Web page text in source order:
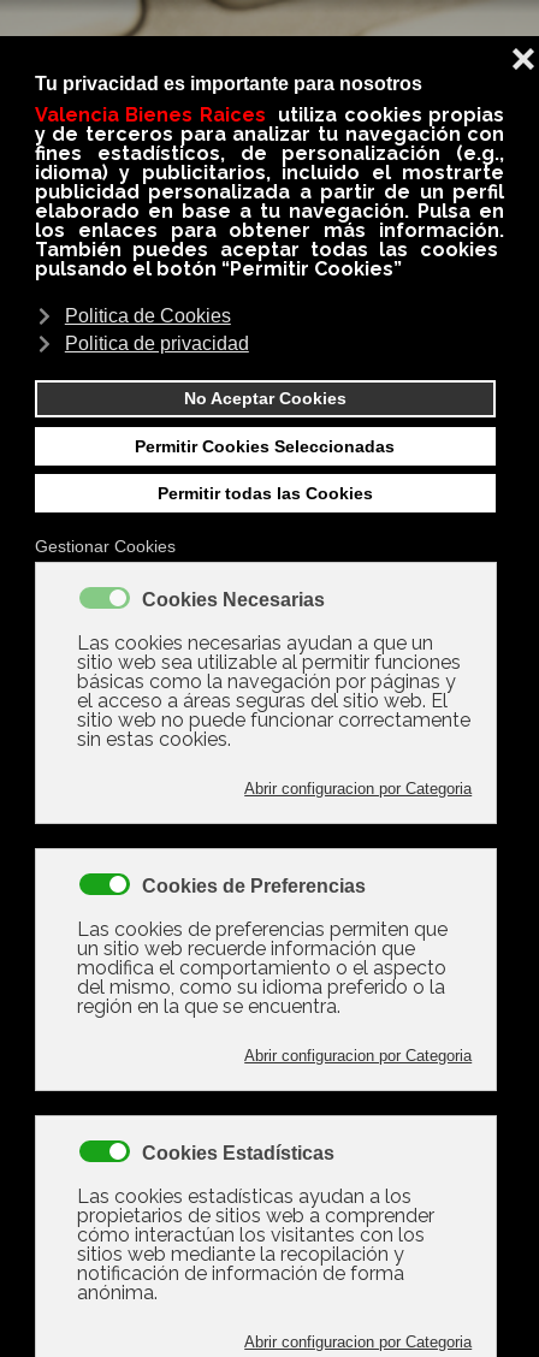
BLOG
En nuestro BLOG conseguirás siempre información
importante, util e interesante del medio
inmobiliario
Mostrando artículos
por etiqueta:
Martes, 27 Mayo 2025 13:17
Qué bienes puede
embargarte Hacienda y
cómo defenderte